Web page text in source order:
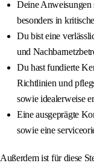
Deine Anweisungen
besonders in
Du bist eine
und
Du hast fundierte
Richtlinien und
sowie idealerweise
Eine ausgeprägte
sowie eine
Außerdem ist für diese